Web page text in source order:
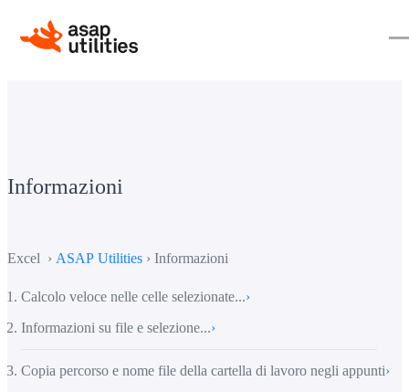
Informazioni
Excel › ASAP Utilities › Informazioni
Calcolo veloce nelle celle selezionate...›
Informazioni su file e selezione...›
Copia percorso e nome file della cartella di lavoro negli appunti›